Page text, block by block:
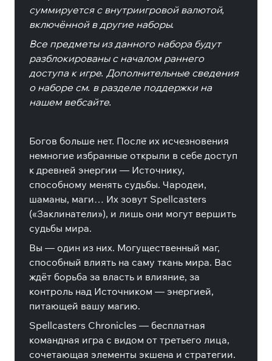
суммируется с внутриигровой валютой,
включённой в другие наборы.
Все предметы из данного набора будут
разблокированы с началом раннего
доступа к игре. Дополнительные сведения
о наборе см. в разделе поддержки на
нашем вебсайте.
Богов больше нет. После их исчезновения
немногие избранные открыли в себе доступ
к древней энергии — Источнику,
способному менять судьбы. Чародеи,
шаманы, маги… Их зовут Spellcasters
(«Заклинатели»), и лишь они могут вершить
судьбы мира.
Вы — один из них. Могущественный маг,
способный влиять на саму ткань мира. Вас
ждёт борьба за власть и влияние, за
контроль над Источником — энергией,
питающей вашу магию.
Spellcasters Chronicles — бесплатная
командная игра с видом от третьего лица,
сочетающая элементы экшена и стратегии.